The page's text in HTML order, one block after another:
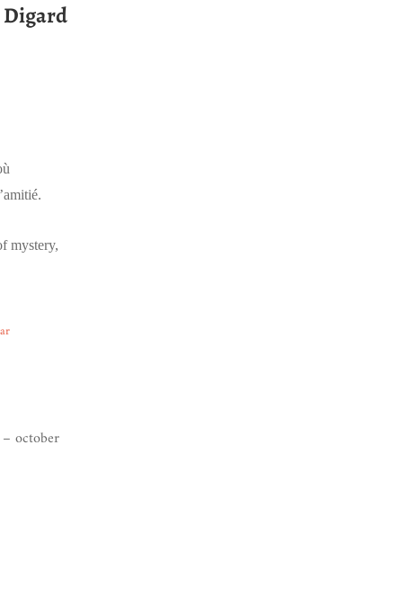
Digard
mystery,
october